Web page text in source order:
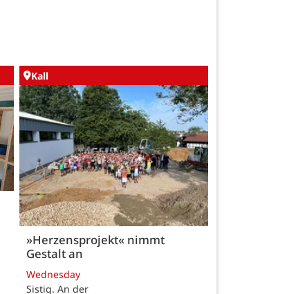
Kall
»Herzensprojekt« nimmt
Gestalt an
Wednesday
Sistig. An der